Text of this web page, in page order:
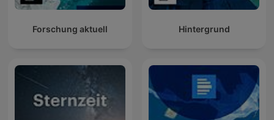
Forschung aktuell Hintergrund